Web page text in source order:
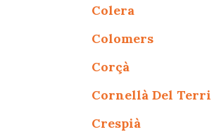
Colera
Colomers
Corçà
Cornellà Del Terri
Crespià